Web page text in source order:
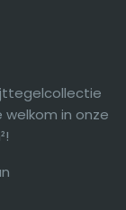
in onze